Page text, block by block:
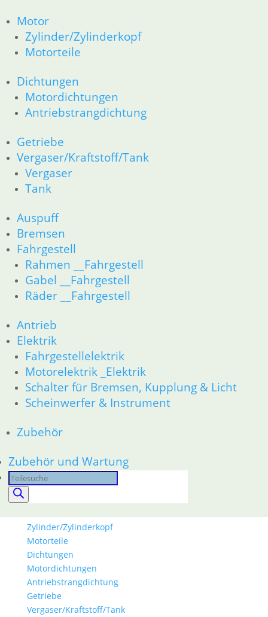
Motor
Zylinder/Zylinderkopf
Motorteile
Dichtungen
Motordichtungen
Antriebstrangdichtung
Getriebe
Vergaser/Kraftstoff/Tank
Vergaser
Tank
Auspuff
Bremsen
Fahrgestell
Rahmen __Fahrgestell
Gabel __Fahrgestell
Räder __Fahrgestell
Antrieb
Elektrik
Fahrgestellelektrik
Motorelektrik _Elektrik
Schalter für Bremsen, Kupplung & Licht
Scheinwerfer & Instrument
Zubehör
Zubehör und Wartung
Products
search
46 Rahmen & Verkleidung
51 Spiegel & Schlösser
52 Sitzbank
61 Fahrzeugelektrik
63 Scheinwerfer
R80R bis R100R und Mystic
11 Motor
Kolben/Kolbenringe
Zylinderkopf
12 Motorelektrik
13 Vergaser
18 Auspuff
21 Kupplung
23 Getriebe
26 Kardanwelle
31 Telegabel
32 Lenkung
33 Antrieb
36 Räder
46 Rahmen & Verkleidung
51 Spiegel & Schlösser
61 Fahrzeugelektrik
62 Instrumente
63 Scheinwerfer
52 Sitzbank
Aufkleber
GS Modelle Aufkleber
Dekorsätze Aufkleber
Hinweisschilder Aufkleber
Seitendeckel Aufkleber
Zylinder/Zylinderkopf
Motorteile
Dichtungen
Motordichtungen
Antriebstrangdichtung
Getriebe
Vergaser/Kraftstoff/Tank